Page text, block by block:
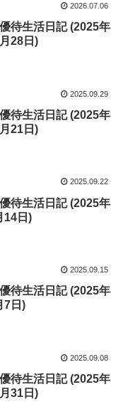
2026.07.06
待生活日記 (2025年
28日)
2025.09.29
待生活日記 (2025年
21日)
2025.09.22
待生活日記 (2025年
14日)
2025.09.15
待生活日記 (2025年
7日)
2025.09.08
待生活日記 (2025年
31日)